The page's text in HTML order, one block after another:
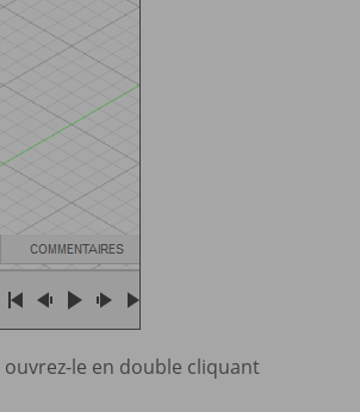
le en double cliquant